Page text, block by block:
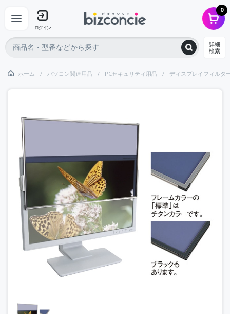
ログイン
0
詳細
検索
ホーム パソコン関連用品 PCセキュリティ用品 ディスプレイフィルタ